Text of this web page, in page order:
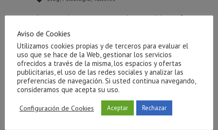
Las emociones que surgen durante el juego forman
la personalidad del niño pequeño. A partir de sus
primeras experiencias, el niño irá constituyendo poco
a poco, la estructura de su personalidad, su forma
personal de ser, sentir, actuar y reaccionar frente a
los demás y a los objetos que están a su alcance. El
próximo taller que realizaremos en MARE Castelló
va dirigidos a mamás y papás con sus bebés de 0 a 4
Aviso de Cookies
Utilizamos cookies propias y de terceros para evaluar el
uso que se hace de la Web, gestionar los servicios
ofrecidos a través de la misma, los espacios y ofertas
publicitarias, el uso de las redes sociales y analizar las
preferencias de navegación. Si usted continua navegando,
consideramos que acepta su uso.
Configuración de Cookies Aceptar Rechazar